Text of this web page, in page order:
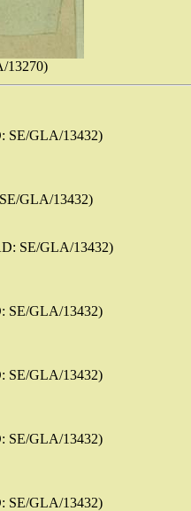
13270)
SE/GLA/13432)
GLA/13432)
SE/GLA/13432)
SE/GLA/13432)
SE/GLA/13432)
SE/GLA/13432)
SE/GLA/13432)